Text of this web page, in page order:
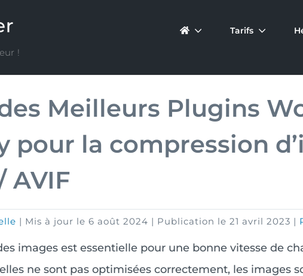
!
Tarifs
des Meilleurs Plugins
pour la compression
AVIF
| Mis à jour le 6 août 2024 | Publication le 21 avril 2023 |
images est essentielle pour une bonne vitesse de
ne sont pas optimisées correctement, les images